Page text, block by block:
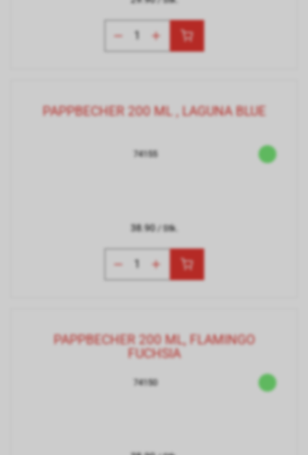
PAPPBECHER 200 ML , LAGUNA BLUE
74155
38.90/ Stk.
PAPPBECHER 200 ML, FLAMINGO
FUCHSIA
74150